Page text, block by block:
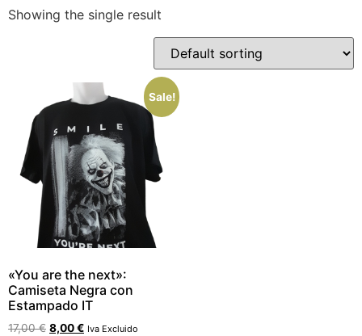
Showing the single result
Sale!
«You are the next»:
Camiseta Negra con
Estampado IT
17,00€ 8,00€ Iva Excluido